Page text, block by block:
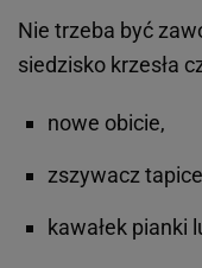
Nie trzeba być
siedzisko krzesła
nowe obicie,
zszywacz
kawałek pianki